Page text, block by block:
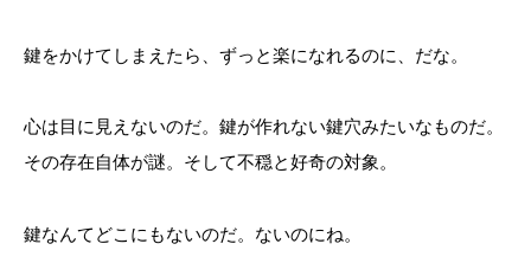
鍵をかけてしまえたら、ずっと楽になれるのに、だな。
心は目に見えないのだ。鍵が作れない鍵穴みたいなものだ。
その存在自体が謎。そして不穏と好奇の対象。
鍵なんてどこにもないのだ。ないのにね。